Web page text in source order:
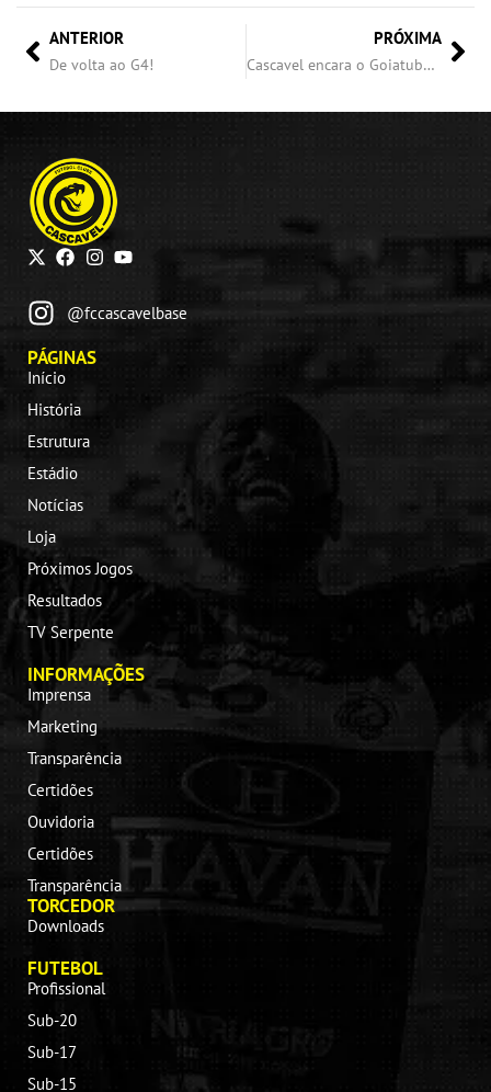
ANTERIOR
De volta ao G4!
PRÓXIMA
Cascavel encara o Goiatuba fora de casa em confronto direto pelo G4
@fccascavelbase
PÁGINAS
Início
História
Estrutura
Estádio
Notícias
Loja
Próximos Jogos
Resultados
TV Serpente
INFORMAÇÕES
Imprensa
Marketing
Transparência
Certidões
Ouvidoria
Certidões
Transparência
TORCEDOR
Downloads
FUTEBOL
Profissional
Sub-20
Sub-17
Sub-15